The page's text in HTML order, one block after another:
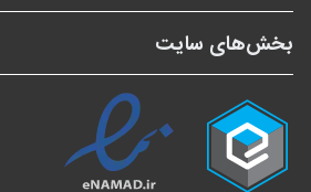
بخش‌های سایت